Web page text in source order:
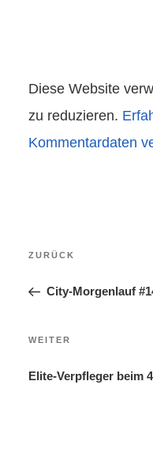
Diese Website
zu reduzieren.
Kommentardaten
Vorheriger
ZURÜCK
City-Morgenlauf
Nächster
WEITER
Elite-Verpfleger beim